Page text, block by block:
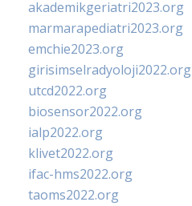
akademikgeriatri2023.org
marmarapediatri2023.org
emchie2023.org
girisimselradyoloji2022.org
utcd2022.org
biosensor2022.org
ialp2022.org
klivet2022.org
ifac-hms2022.org
taoms2022.org